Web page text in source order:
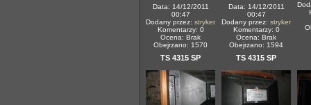
Data: 14/12/2011
00:47
Dodany przez: stryker
Komentarzy: 0
Ocena: Brak
Obejrzano: 1570
Data: 14/12/2011
00:47
Dodany przez: stryker
Komentarzy: 0
Ocena: Brak
Obejrzano: 1594
TS 4315 SP TS 4315 SP